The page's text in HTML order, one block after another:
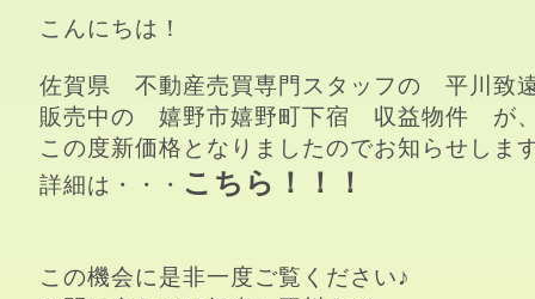
こんにちは！
佐賀県　不動産売買専門スタッフの　平川致
販売中の　嬉野市嬉野町下宿　収益物件　が
この度新価格となりましたのでお知らせしま
詳細は・・・ こちら
この機会に是非一度ご覧ください♪